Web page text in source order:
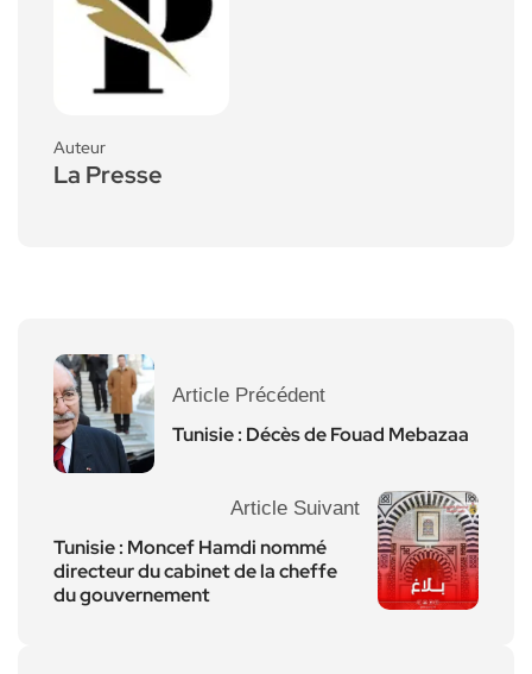
Auteur
La Presse
Article Précédent
Tunisie : Décès de Fouad Mebazaa
Article Suivant
Tunisie : Moncef Hamdi nommé
directeur du cabinet de la cheffe
du gouvernement